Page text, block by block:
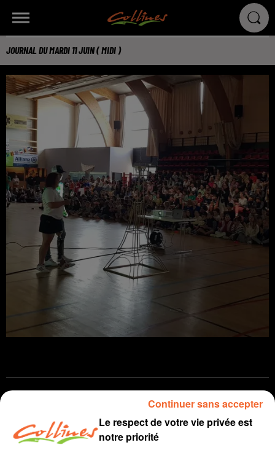
JOURNAL DU MARDI 11 JUIN ( MIDI )
11 juin 2024 - 13 min 50 sec
Le respect de votre vie privée est
notre priorité
Continuer sans accepter